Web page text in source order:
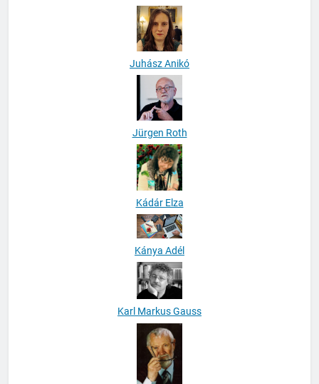
Judith Waldvogel-Bencze
Juhász Anikó
Jürgen Roth
Kádár Elza
Kánya Adél
Karl Markus Gauss